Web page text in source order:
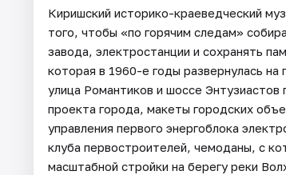
Киришский историко-краеведческий
того, чтобы «по горячим следам»
завода, электростанции и сохранять
которая в 1960-е годы развернулась
улица Романтиков и шоссе
проекта города, макеты городских
управления первого энергоблока
клуба первостроителей, чемоданы, с
масштабной стройки на берегу реки